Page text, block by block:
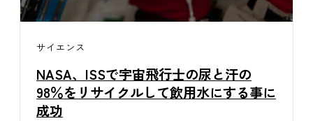
サイエンス
NASA、ISSで宇宙飛行士の尿と汗の
98％をリサイクルして飲用水にする事に
成功